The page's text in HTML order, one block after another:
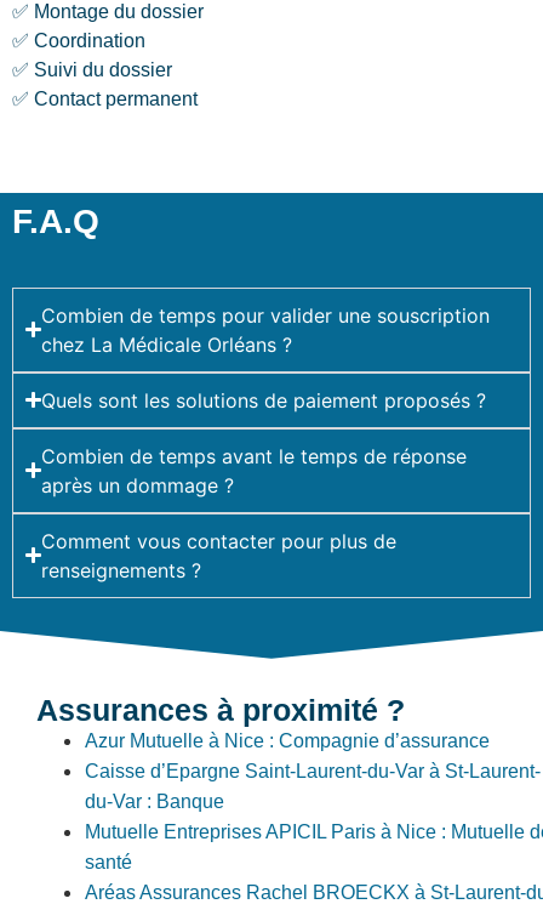
✅ Montage du dossier
✅ Coordination
✅ Suivi du dossier
✅ Contact permanent
F.A.Q
Combien de temps pour valider une souscription
chez La Médicale Orléans ?
Quels sont les solutions de paiement proposés ?
Combien de temps avant le temps de réponse
après un dommage ?
Comment vous contacter pour plus de
renseignements ?
Assurances à proximité ?
Azur Mutuelle à Nice : Compagnie d’assurance
Caisse d’Epargne Saint-Laurent-du-Var à St-Laurent-
du-Var : Banque
Mutuelle Entreprises APICIL Paris à Nice : Mutuelle
santé
Aréas Assurances Rachel BROECKX à St-Laurent-